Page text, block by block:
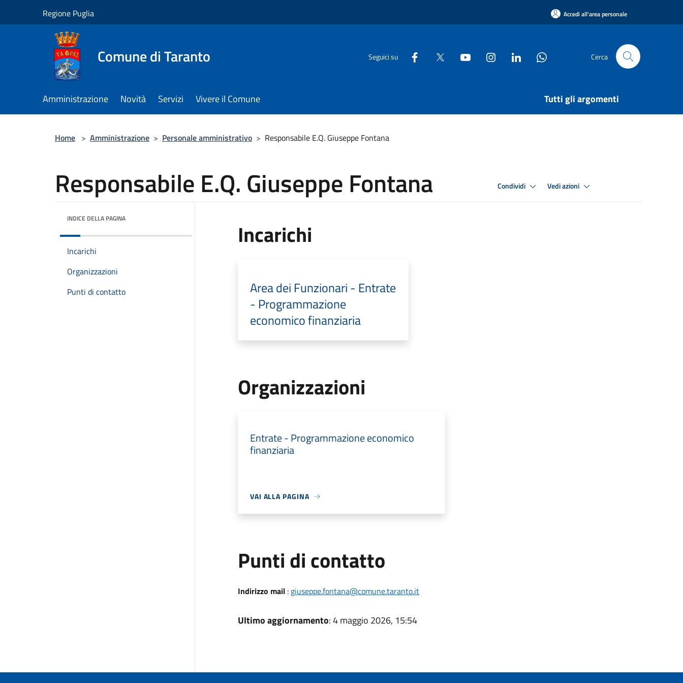
Regione Puglia Accedi all'area personale
Comune di Taranto Seguici su Cerca
Amministrazione Novità Servizi Vivere il Comune Tutti gli argomenti
Home > Amministrazione > Personale amministrativo > Responsabile E.Q. Giuseppe Fontana
Responsabile E.Q. Giuseppe Fontana Condividi Vedi azioni
INDICE DELLA PAGINA
Incarichi
Organizzazioni
Punti di contatto
Incarichi
Area dei Funzionari - Entrate
- Programmazione
economico finanziaria
Organizzazioni
Entrate - Programmazione economico
finanziaria
VAI ALLA PAGINA
Punti di contatto
Indirizzo mail: giuseppe.fontana@comune.taranto.it
Ultimo aggiornamento: 4 maggio 2026, 15:54